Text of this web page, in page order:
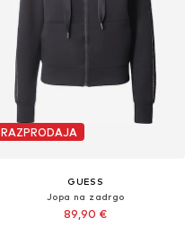
RAZPRODAJA
GUESS
Jopa na zadrgo
89,90 €